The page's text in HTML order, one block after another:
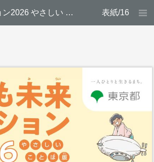
こども未来アクション2026 やさしい ことば版 表紙/16